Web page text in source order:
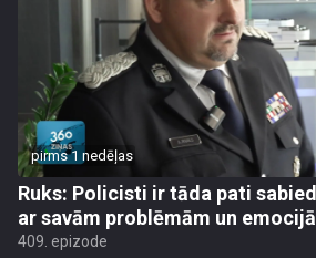
pirms 1 nedēļas
Ruks: Policisti ir tāda pati
ar savām problēmām un
409. epizode